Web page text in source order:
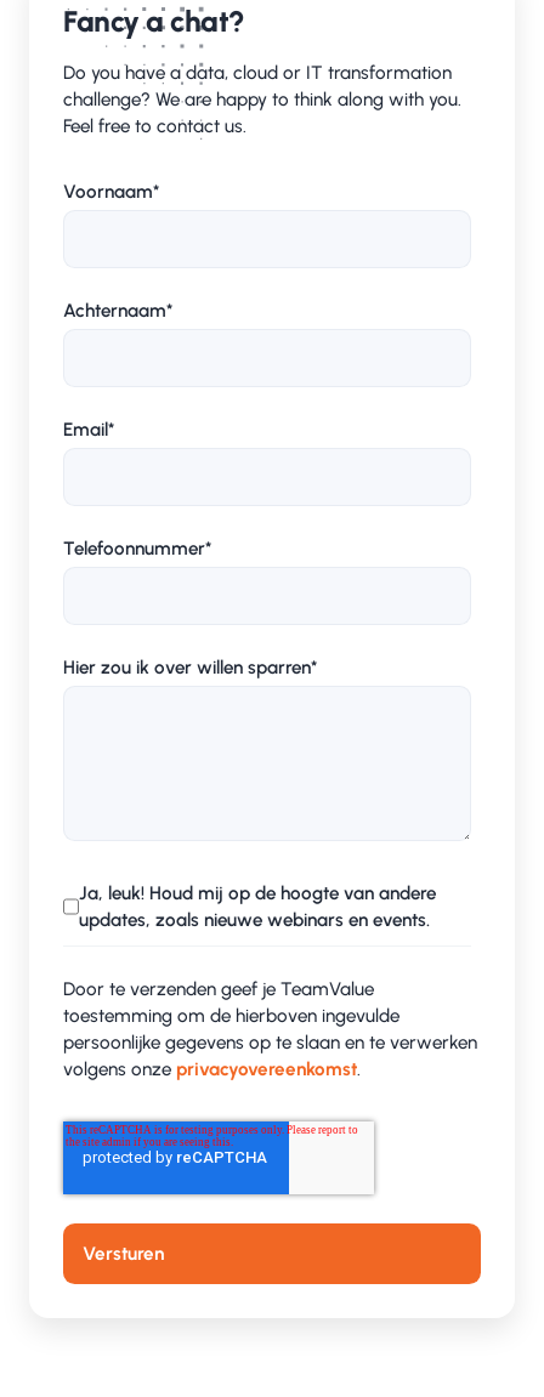
Fancy a chat?
Do you have a data, cloud or IT transformation
challenge? We are happy to think along with you.
Feel free to contact us.
Voornaam*
Achternaam*
Email*
Telefoonnummer*
Hier zou ik over willen sparren*
Ja, leuk! Houd mij op de hoogte van andere
updates, zoals nieuwe webinars en events.
Door te verzenden geef je TeamValue
toestemming om de hierboven ingevulde
persoonlijke gegevens op te slaan en te verwerken
volgens onze privacyovereenkomst.